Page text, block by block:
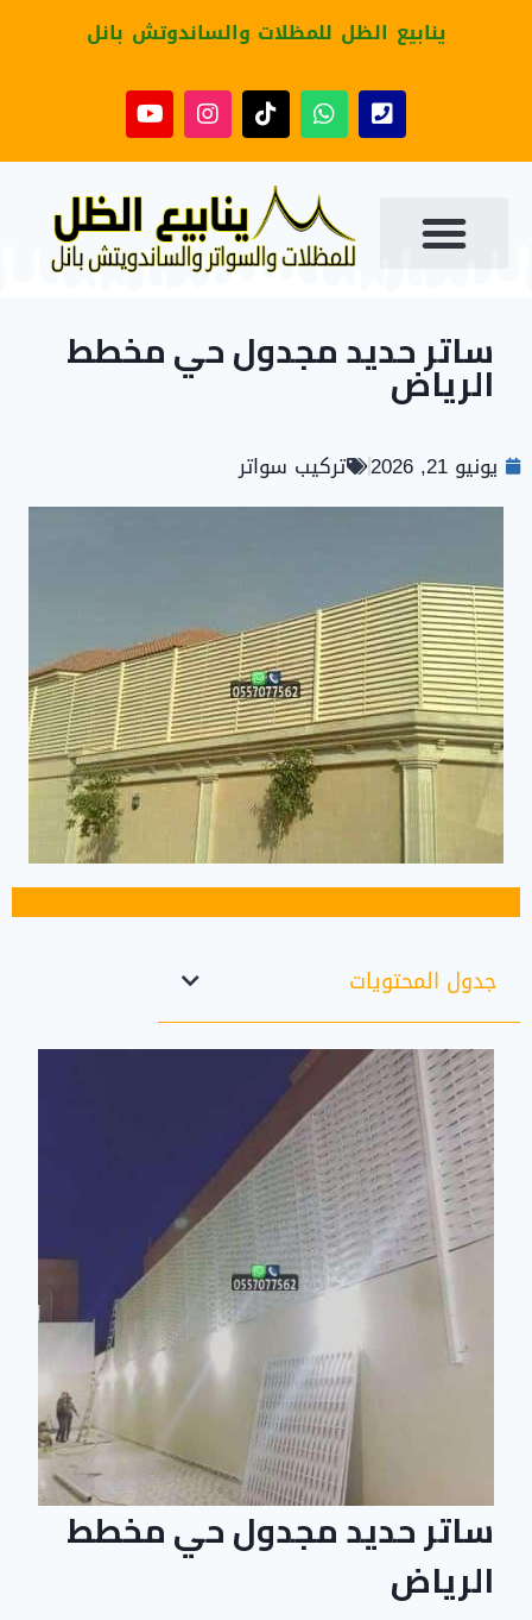
ينابيع الظل للمظلات والساندوتش بانل
​ساتر حديد مجدول حي مخطط
الرياض
يونيو 21, 2026 تركيب سواتر
جدول المحتويات
ساتر حديد مجدول حي مخطط
الرياض